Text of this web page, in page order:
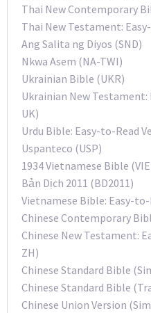
Thai New Contemporary
Thai New Testament:
Ang Salita ng Diyos (SND)
Nkwa Asem (NA-TWI)
Ukrainian Bible (UKR)
Ukrainian New Testament:
UK)
Urdu Bible: Easy-to-Read
Uspanteco (USP)
1934 Vietnamese Bible
Bản Dịch 2011 (BD2011)
Vietnamese Bible: Easy-
Chinese Contemporary
Chinese New Testament:
ZH)
Chinese Standard Bible
Chinese Standard Bible
Chinese Union Version